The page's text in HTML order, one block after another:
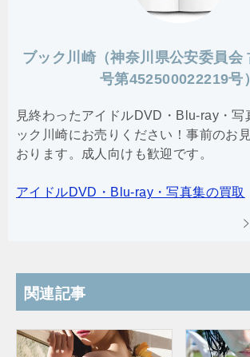
ブック川崎（神奈川県公安委員会
号第452500022219号）
見終わったアイドルDVD・Blu-ray・写
ック川崎にお売りください！事前のお
おります。成人向けも歓迎です。
アイドルDVD・Blu-ray・写真集の買取
関連記事